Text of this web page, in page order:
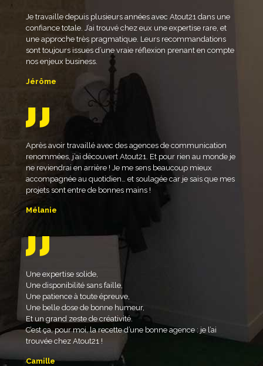
Je travaille depuis plusieurs années avec Atout21 dans une
confiance totale. J’ai trouvé chez eux une expertise rare, et
une approche très pragmatique. Leurs recommandations
sont toujours issues d’une vraie réflexion prenant en compte
nos enjeux business.
Jérôme
Après avoir travaillé avec des agences de communication
renommées, j’ai découvert Atout21. Et pour rien au monde je
ne reviendrai en arrière ! Je me sens beaucoup mieux
accompagnée au quotidien… et soulagée car je sais que mes
projets sont entre de bonnes mains !
Mélanie
Une expertise solide,
Une disponibilité sans faille,
Une patience à toute épreuve,
Une belle dose de bonne humeur,
Et un grand zeste de créativité.
C’est ça, pour moi, la recette d’une bonne agence : je l’ai
trouvée chez Atout21 !
Camille